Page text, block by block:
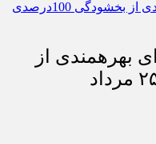
فرصت مؤدیان مالیاتی برای بهره‎مندی از